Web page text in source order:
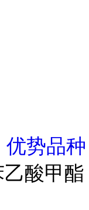
优势品种
酸甲酯